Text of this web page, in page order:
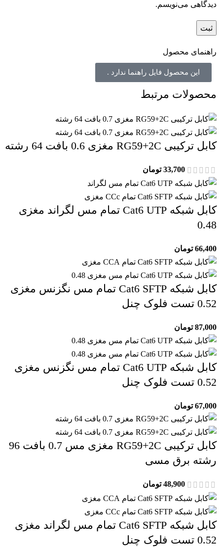
دیدگاهی می‌نویسم.
راهنمای محصول
این محصول فایل راهنما ندارد .
محصولات مرتبط
کابل ترکیبی RG59+2C مغزی 0.6 بافت 64 رشته
33,700 تومان
کابل شبکه Cat6 UTP تمام مس لگراند مغزی
0.48
66,400 تومان
کابل شبکه Cat6 SFTP تمام مس نگزنس مغزی
0.52 تست فلوک چنل
87,000 تومان
کابل شبکه Cat6 UTP تمام مس نگزنس مغزی
0.52 تست فلوک چنل
67,000 تومان
کابل ترکیبی RG59+2C مغزی مس 0.7 بافت 96
رشته برق مسی
48,900 تومان
کابل شبکه Cat6 SFTP تمام مس لگراند مغزی
0.52 تست فلوک چنل